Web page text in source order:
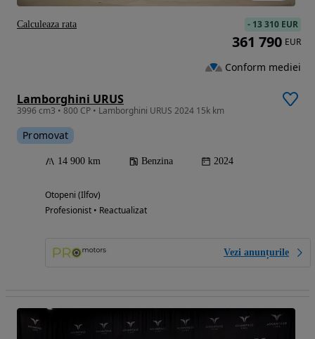
Lamborghini URUS
3996 cm3 • 800 CP • Lamborghini URUS 2024 15k km
Promovat
14 900 km Benzina 2024
Otopeni (Ilfov)
Profesionist • Reactualizat
Vezi anunțurile
- 13 310 EUR
361 790 EUR
Conform mediei
Calculeaza rata